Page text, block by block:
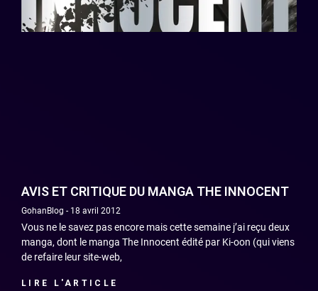
AVIS ET CRITIQUE DU MANGA THE INNOCENT
GohanBlog 18 avril 2012
Vous ne le savez pas encore mais cette semaine j’ai reçu deux
manga, dont le manga The Innocent édité par Ki-oon (qui viens
de refaire leur site-web,
LIRE L'ARTICLE